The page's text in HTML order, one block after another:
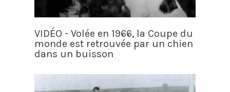
VIDÉO - Volée en 1966, la Coupe du
monde est retrouvée par un chien
dans un buisson